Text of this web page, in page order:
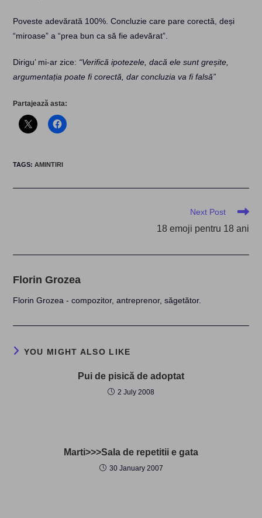
Poveste adevărată 100%. Concluzie care pare corectă, deși
“miroase” a “prea bun ca să fie adevărat”.
Dirigu’ mi-ar zice: “Verifică ipotezele, dacă ele sunt greșite,
argumentația poate fi corectă, dar concluzia va fi falsă”
Partajează asta:
TAGS:AMINTIRI
Next Post
18 emoji pentru 18 ani
Florin Grozea
Florin Grozea - compozitor, antreprenor, săgetător.
YOU MIGHT ALSO LIKE
Pui de pisică de adoptat
2 July 2008
Marti>>>Sala de repetitii e gata
30 January 2007